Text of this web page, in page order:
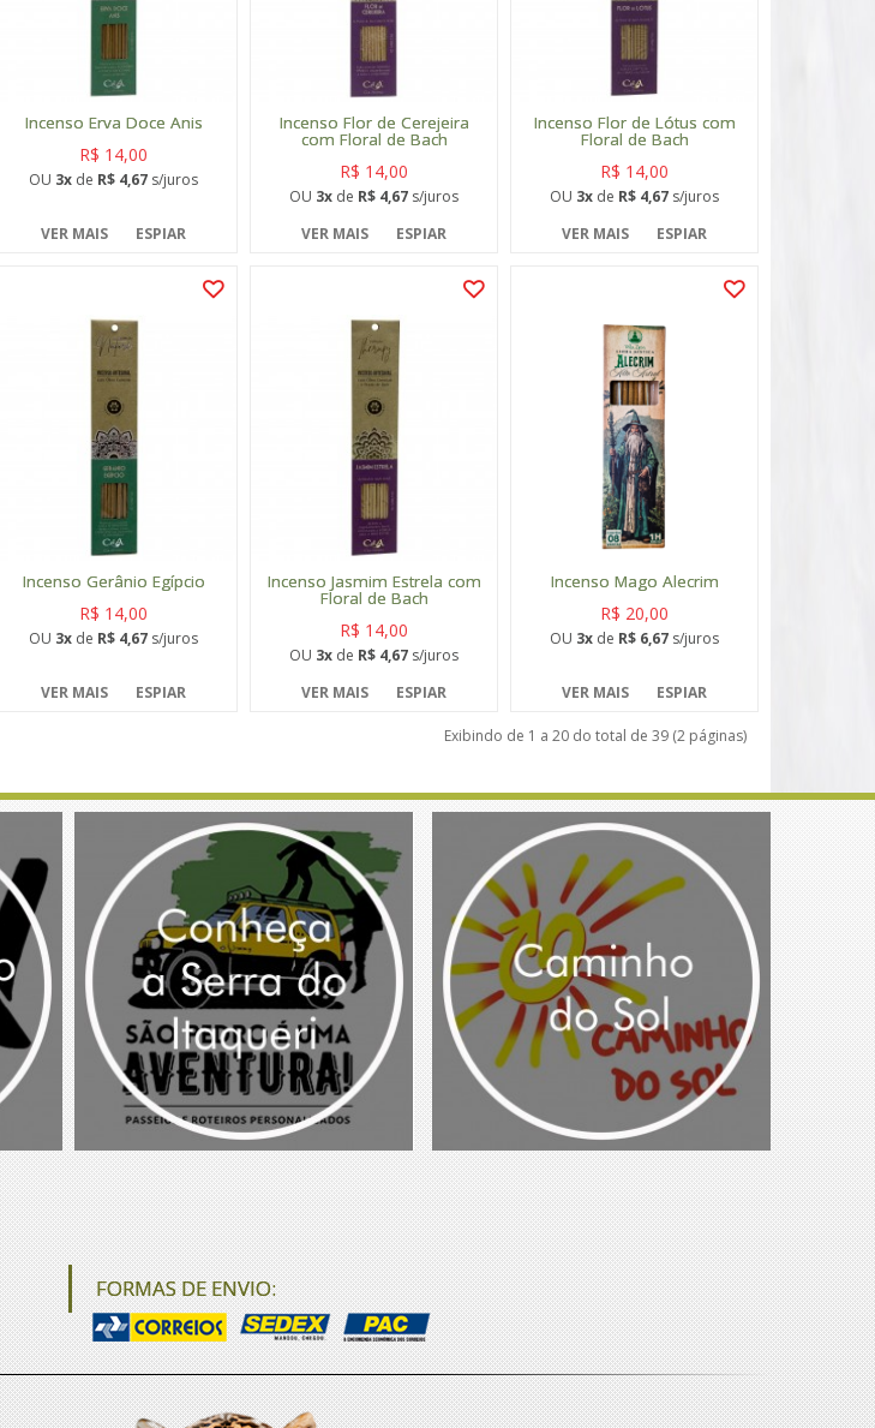
Incenso Erva Doce Anis
R$ 14,00
OU 3x de R$ 4,67 s/juros
VER MAIS ESPIAR
Incenso Flor de Cerejeira
com Floral de Bach
R$ 14,00
OU 3x de R$ 4,67 s/juros
VER MAIS
ESPIAR
Incenso Flor de Lótus com
Floral de Bach
R$ 14,00
OU 3x de R$ 4,67 s/juros
VER MAIS
ESPIAR
Incenso Gerânio Egípcio
R$ 14,00
OU 3x de R$ 4,67 s/juros
VER MAIS ESPIAR
Incenso Jasmim Estrela com
Floral de Bach
R$ 14,00
OU 3x de R$ 4,67 s/juros
VER MAIS
ESPIAR
Incenso Mago Alecrim
R$ 20,00
OU 3x de R$ 6,67 s/juros
VER MAIS ESPIAR
Exibindo de 1 a 20 do total de 39 (2 páginas)
FORMAS DE ENVIO: